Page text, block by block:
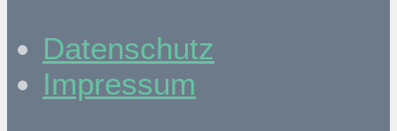
Datenschutz
Impressum